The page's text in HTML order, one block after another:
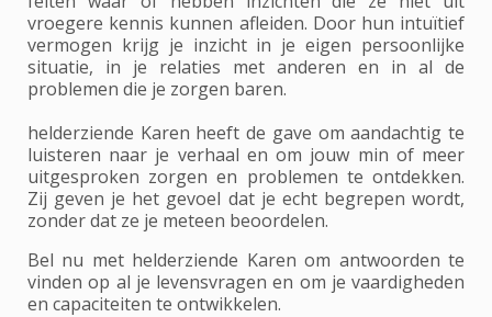
vroegere kennis kunnen afleiden. Door hun intuïtief
vermogen krijg je inzicht in je eigen persoonlijke
situatie, in je relaties met anderen en in al de
problemen die je zorgen baren.
helderziende Karen heeft de gave om aandachtig te
luisteren naar je verhaal en om jouw min of meer
uitgesproken zorgen en problemen te ontdekken.
Zij geven je het gevoel dat je echt begrepen wordt,
zonder dat ze je meteen beoordelen.
Bel nu met helderziende Karen om antwoorden te
vinden op al je levensvragen en om je vaardigheden
en capaciteiten te ontwikkelen.